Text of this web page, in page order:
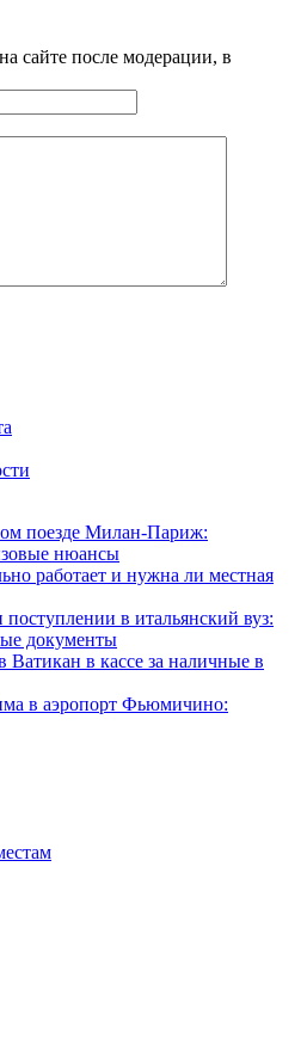
сайте после модерации, в
поезде Милан-Париж:
нюансы
работает и нужна ли местная
в итальянский вуз:
документы
в кассе за наличные в
в аэропорт Фьюмичино: